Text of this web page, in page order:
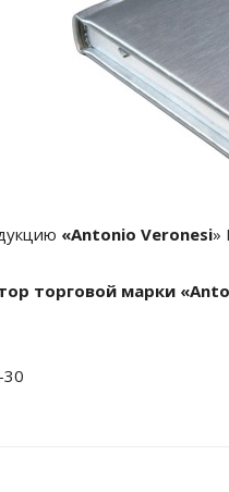
«Antonio Veronesi»
торговой марки